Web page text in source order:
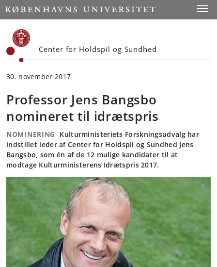
Start
Center for Holdspil og Sundhed
30. november 2017
Professor Jens Bangsbo
nomineret til idrætspris
NOMINERING
Kulturministeriets Forskningsudvalg har
indstillet leder af Center for Holdspil og Sundhed Jens
Bangsbo, som én af de 12 mulige kandidater til at
modtage Kulturministerens Idrætspris 2017.